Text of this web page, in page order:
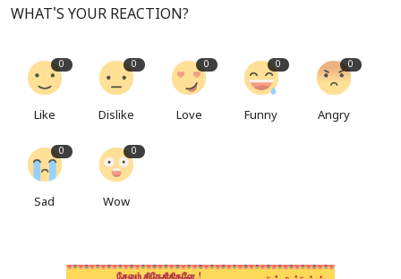
WHAT'S YOUR REACTION?
0
Like
0
Dislike
0
Love
0
Funny
0
Angry
0
Sad
0
Wow